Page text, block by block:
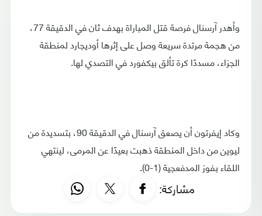
وأهدر آرسنال فرصة قتل المباراة بهدف ثان في الدقيقة 77،
من هجمة مرتدة سريعة وصل على إثرها أوديجارد لمنطقة
الجزاء، مسددًا كرة تألق بيكفورد في التصدي لها.
وكاد إيفرتون أن يصعق آرسنال في الدقيقة 90، بتسديدة من
ليوين من داخل المنطقة ذهبت بعيدًا عن المرمى، لينتهي
اللقاء بفوز المدفعجية (1-0).
مشاركة: